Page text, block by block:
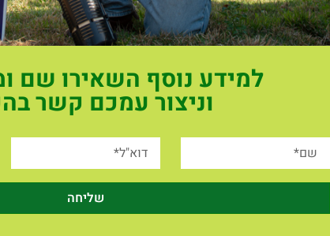
למידע נוסף השאירו שם
וניצור עמכם קשר
שליחה